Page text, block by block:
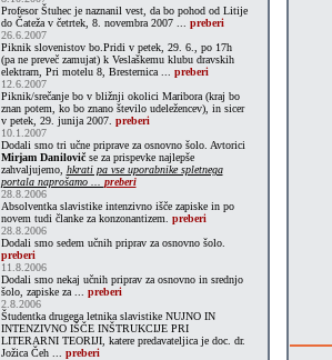
Profesor Štuhec je naznanil vest, da bo pohod od Litije
do Čateža v četrtek, 8. novembra 2007 ... preberi
26.6.2007
Piknik slovenistov bo.Pridi v petek, 29. 6., po 17h
(pa ne preveč zamujat) k Veslaškemu klubu dravskih
elektrarn, Pri motelu 8, Bresternica ... preberi
12.6.2007
Piknik/srečanje bo v bližnji okolici Maribora (kraj bo
znan potem, ko bo znano število udeležencev), in sicer
v petek, 29. junija 2007. preberi
10.1.2007
Dodali smo tri učne priprave za osnovno šolo. Avtorici
Mirjam Danilovičse za prispevke najlepše
zahvaljujemo, hkrati pa vse uporabnike spletnega
portala naprošamo ... preberi
28.8.2006
Absolventka slavistike intenzivno išče zapiske in po
novem tudi članke za konzonantizem. preberi
28.8.2006
Dodali smo sedem učnih priprav za osnovno šolo.
preberi
11.8.2006
Dodali smo nekaj učnih priprav za osnovno in srednjo
šolo, zapiske za ... preberi
2.8.2006
Študentka drugega letnika slavistike NUJNO IN
INTENZIVNO IŠČE INŠTRUKCIJE PRI
LITERARNI TEORIJI, katere predavateljica je doc. dr.
Jožica Čeh ... preberi